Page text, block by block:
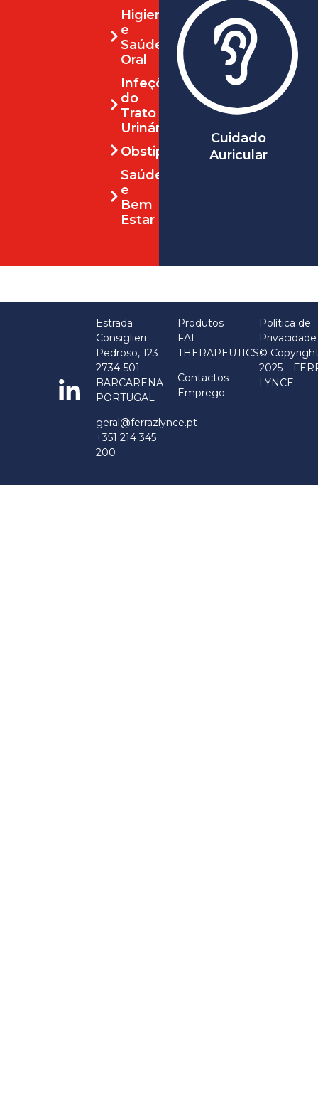
Higiene
e
Saúde
Oral
Infeções
do
Trato
Urinário
Obstipação
Saúde
e
Bem
Estar
Cuidado
Auricular
Estrada
Consiglieri
Pedroso, 123
2734-501
BARCARENA
PORTUGAL
geral@ferrazlynce.pt
+351 214 345
200
Produtos
FAI
THERAPEUTICS
Contactos
Emprego
Política de
Privacidade
©
2025 –
LYNCE